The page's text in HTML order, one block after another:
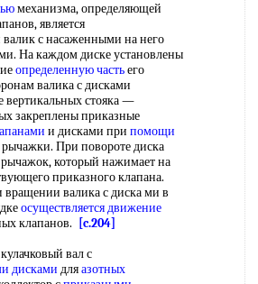
механизма, определяющей
является
валик с насаженными на него
На каждом диске установлены
определенную частьего
валика с дисками
вертикальных стояка —
закреплены приказные
и дисками при помощи
При повороте диска
рычажок, который нажимает на
приказного клапана.
вращении валика с диска ми в
осуществляется движение
клапанов.
[c.204]
вал с
дисками дляазотных